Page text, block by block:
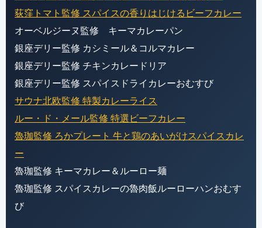
荻窪トマト監修 スパイスの香りはじけるビーフカレー
オーベルジーヌ監修 キーマカレーパン
銀座デリー監修 カシミール＆コルマカレー
銀座デリー監修 チキンカレードリア
銀座デリー監修 スパイスドライカレーおむすび
サウナ北欧監修 特製カレーライス
ルー・ド・メール監修 特選ビーフカレー
魯珈監修 ろかプレート 牛と鶏のあいがけスパイスカレ
ー
魯珈監修 キーマカレー＆ルーロー麺
魯珈監修 スパイスカレーの魯肉飯ルーローハンおむす
び